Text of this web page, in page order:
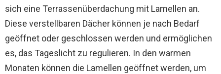
sich eine Terrassenüberdachung mit Lamellen an.
Diese verstellbaren Dächer können je nach Bedarf
geöffnet oder geschlossen werden und ermöglichen
es, das Tageslicht zu regulieren. In den warmen
Monaten können die Lamellen geöffnet werden, um